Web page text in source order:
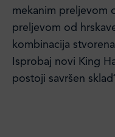
mekanim preljevom
preljevom od
kombinacija
Isprobaj novi King
postoji savršen